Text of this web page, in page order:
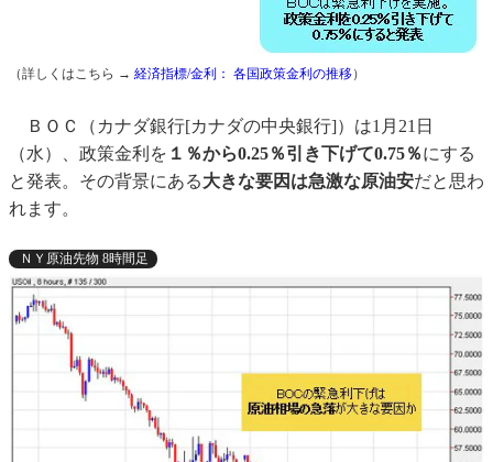
（詳しくはこちら → 経済指標/金利： 各国政策金利の推移）
ＢＯＣ（カナダ銀行[カナダの中央銀行]）は1月21日
（水）、政策金利を １％から0.25％引き下げて0.75％にする
と発表。その背景にある大きな要因は急激な原油安だと思わ
れます。
ＮＹ原油先物 8時間足